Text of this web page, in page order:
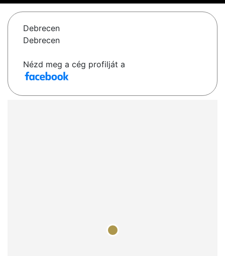
Debrecen
Debrecen
Nézd meg a cég profilját a